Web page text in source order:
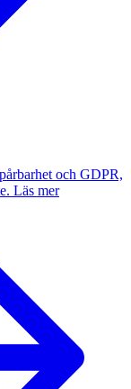
och GDPR,
Läs mer